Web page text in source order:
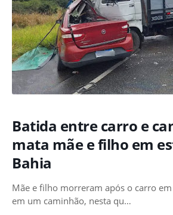
Batida entre carro e
mata mãe e filho em
Bahia
Mãe e filho morreram após o carro
em um caminhão, nesta qu…